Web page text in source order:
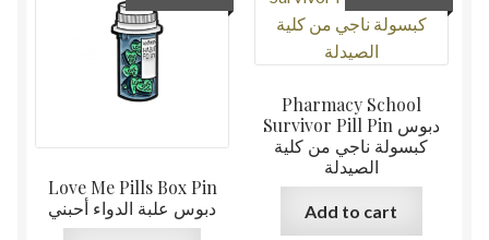
Love Me Pills Box Pin
دبوس علبة الدواء أحبني
Pharmacy School
Survivor Pill Pin دبوس
كبسولة ناجي من كلية
الصيدلة
Add to cart